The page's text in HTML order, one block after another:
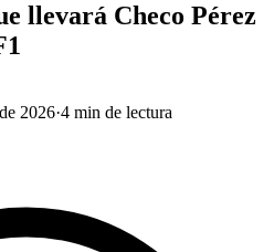
llevará Checo Pérez
2026·4 min de lectura